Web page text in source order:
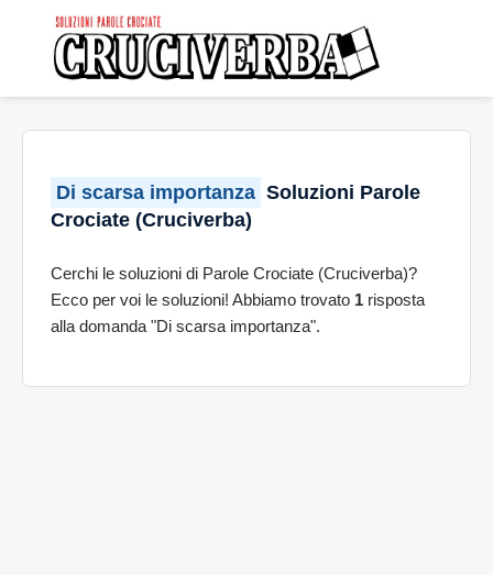
Di scarsa importanza Soluzioni Parole
Crociate (Cruciverba)
Cerchi le soluzioni di Parole Crociate (Cruciverba)?
Ecco per voi le soluzioni! Abbiamo trovato 1 risposta
alla domanda "Di scarsa importanza".